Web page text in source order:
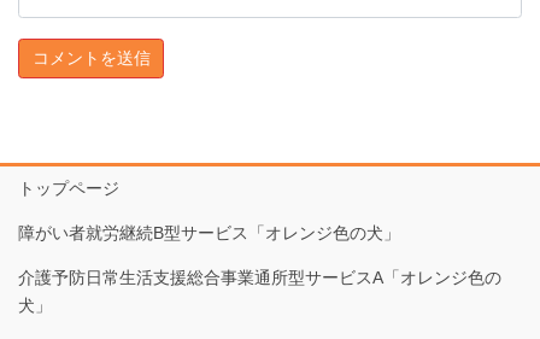
トップページ
障がい者就労継続B型サービス「オレンジ色の犬」
介護予防日常生活支援総合事業通所型サービスA「オレンジ色の
犬」